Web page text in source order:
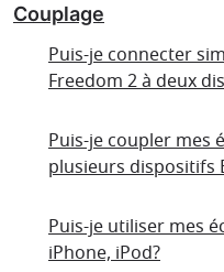
Couplage
Puis-je connecter
Freedom 2 à deux
Puis-je coupler mes
plusieurs dispositifs
Puis-je utiliser mes
iPhone, iPod?